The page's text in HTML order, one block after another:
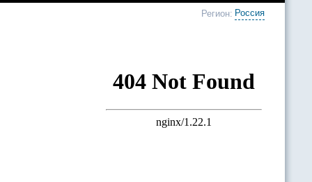
Регион: Россия